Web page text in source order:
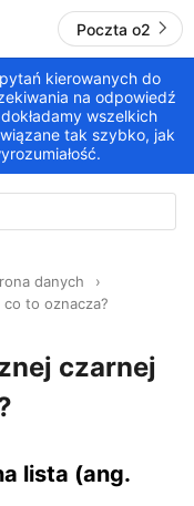
Poczta o2
kierowanych do
na odpowiedź
wszelkich
tak szybko, jak
danych
to oznacza?
czarnej
lista (ang.